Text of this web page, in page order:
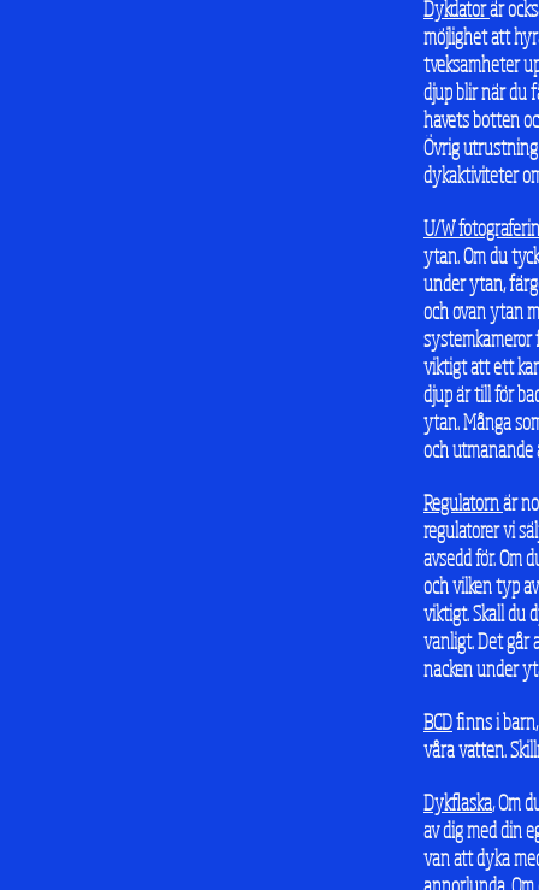
Dykdatorär
möjlighet att
tveksamheter
djup blir när du
havets botten
Övrig
dykaktiviteter
U/W
ytan. Om du
under ytan,
och ovan ytan
systemkameror
viktigt att ett
djup är till för
ytan. Många
och utmanande
Regulatornär
regulatorer vi
avsedd för. Om
och vilken typ
viktigt. Skall du
vanligt. Det går
nacken under
BCDfinns i
våra vatten.
Dykflaska, Om
av dig med din
van att dyka